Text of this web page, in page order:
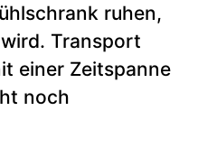
ruhen,
Transport
einer Zeitspanne
noch